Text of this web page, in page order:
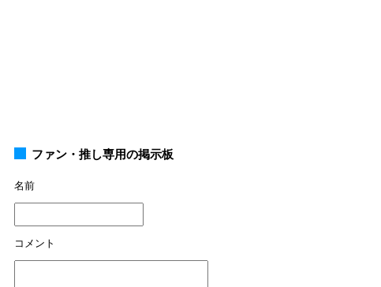
ファン・推し専用の掲示板
名前
コメント